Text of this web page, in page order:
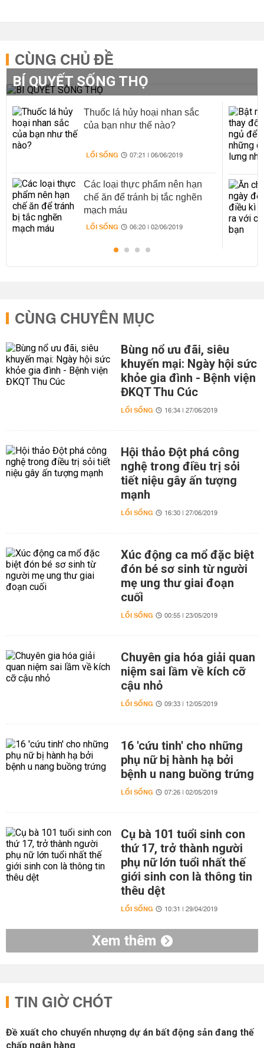
CÙNG CHỦ ĐỀ
BÍ QUYẾT SỐNG THỌ
Thuốc lá hủy hoại nhan sắc
của bạn như thế nào?
LỐI SỐNG 07:21 | 06/06/2019
Các loại thực phẩm nên hạn
chế ăn để tránh bị tắc nghẽn
mạch máu
LỐI SỐNG 06:20 | 02/06/2019
CÙNG CHUYÊN MỤC
Bùng nổ ưu đãi, siêu
khuyến mại: Ngày hội sức
khỏe gia đình - Bệnh viện
ĐKQT Thu Cúc
LỐI SỐNG 16:34 | 27/06/2019
Hội thảo Đột phá công
nghệ trong điều trị sỏi
tiết niệu gây ấn tượng
mạnh
LỐI SỐNG 16:30 | 27/06/2019
Xúc động ca mổ đặc biệt
đón bé sơ sinh từ người
mẹ ung thư giai đoạn
cuối
LỐI SỐNG 00:55 | 23/05/2019
Chuyên gia hóa giải quan
niệm sai lầm về kích cỡ
cậu nhỏ
LỐI SỐNG 09:33 | 12/05/2019
16 'cứu tinh' cho những
phụ nữ bị hành hạ bởi
bệnh u nang buồng trứng
LỐI SỐNG 07:26 | 02/05/2019
Cụ bà 101 tuổi sinh con
thứ 17, trở thành người
phụ nữ lớn tuổi nhất thế
giới sinh con là thông tin
thêu dệt
LỐI SỐNG 10:31 | 29/04/2019
Xem thêm
TIN GIỜ CHÓT
Đề xuất cho chuyển nhượng dự án bất động sản đang thế
chấp ngân hàng